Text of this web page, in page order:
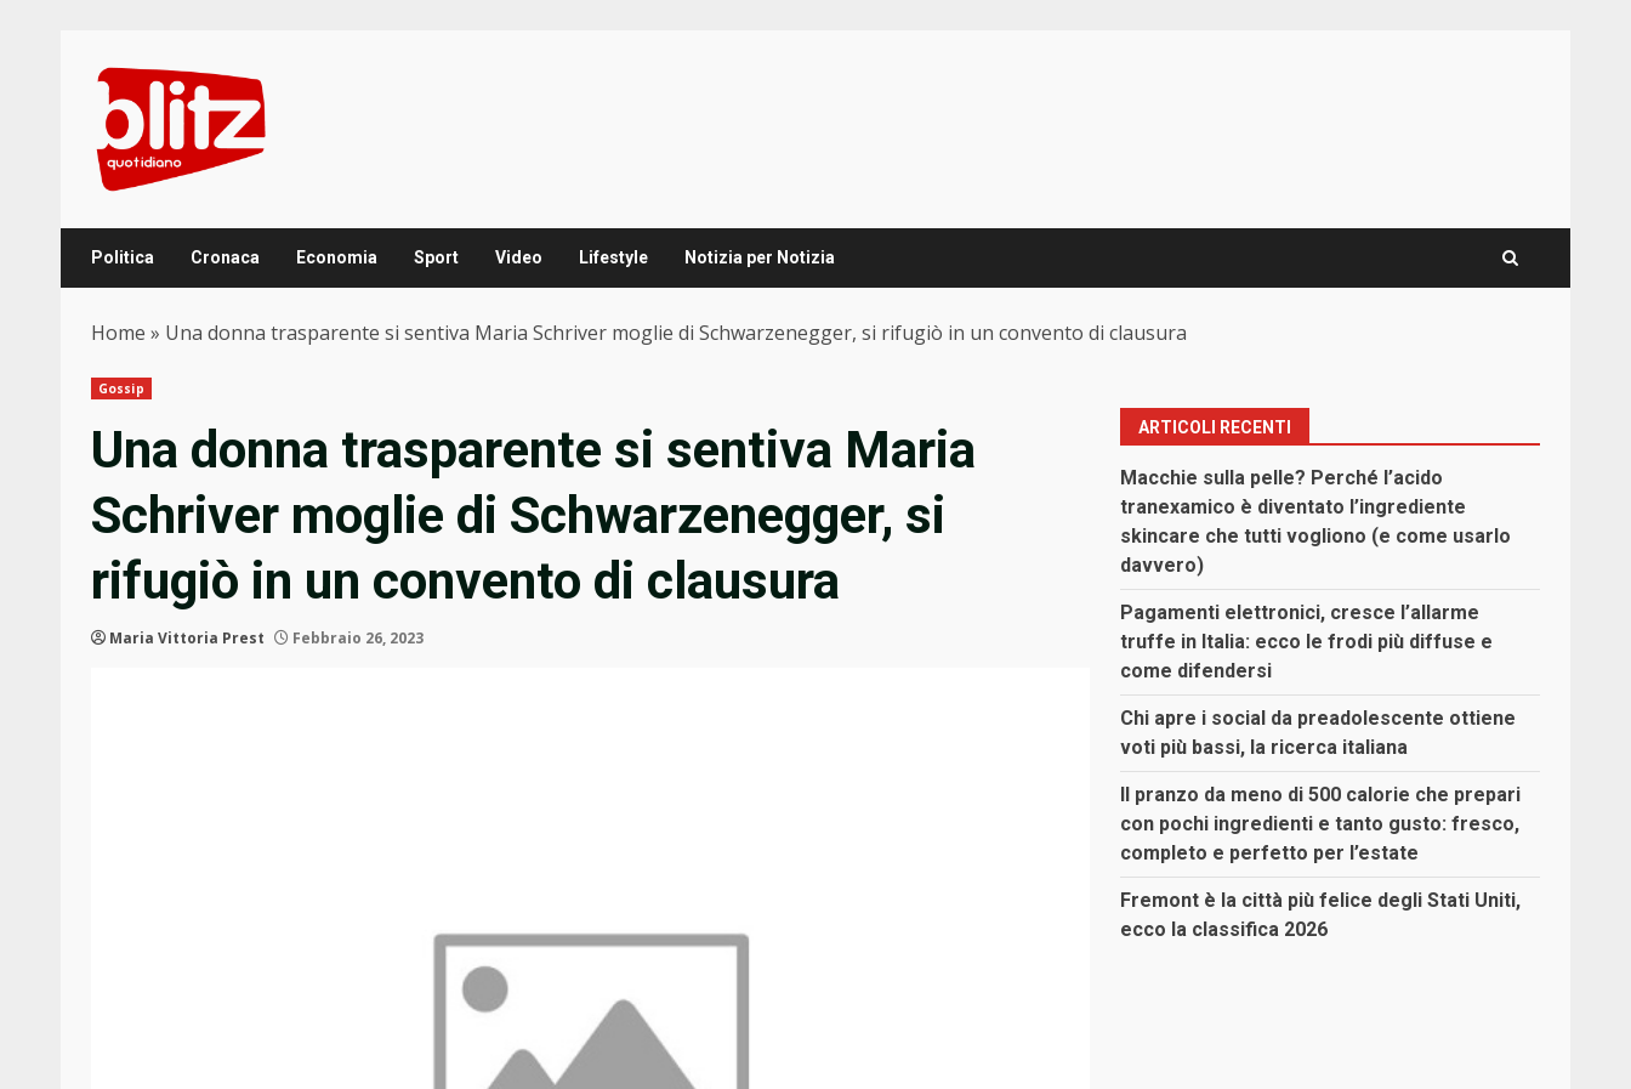
content
Politica Cronaca Economia Sport Video Lifestyle Notizia per Notizia
Home » Una donna trasparente si sentiva Maria Schriver moglie di Schwarzenegger, si rifugiò in un convento di clausura
Gossip
Una donna trasparente si sentiva Maria
Schriver moglie di Schwarzenegger, si
rifugiò in un convento di clausura
Maria Vittoria Prest Febbraio 26, 2023
ARTICOLI RECENTI
Macchie sulla pelle? Perché l’acido
tranexamico è diventato l’ingrediente
skincare che tutti vogliono (e come usarlo
davvero)
Pagamenti elettronici, cresce l’allarme
truffe in Italia: ecco le frodi più diffuse e
come difendersi
Chi apre i social da preadolescente ottiene
voti più bassi, la ricerca italiana
Il pranzo da meno di 500 calorie che prepari
con pochi ingredienti e tanto gusto: fresco,
completo e perfetto per l’estate
Fremont è la città più felice degli Stati Uniti,
ecco la classifica 2026